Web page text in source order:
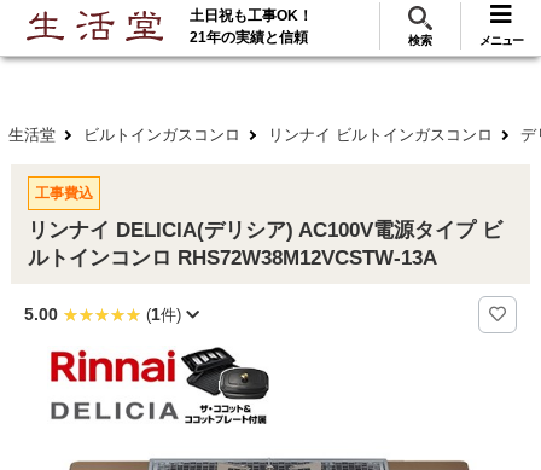
ご利用 288万･工事実績117万件! 無料見積
土日祝も工事OK！
21年の実績と信頼
検索 メニュー
生活堂 ビルトインガスコンロ リンナイ ビルトインガスコンロ デ
工事費込
リンナイ DELICIA(デリシア) AC100V電源タイプ ビ
ルトインコンロ RHS72W38M12VCSTW-13A
5.00 (1件)